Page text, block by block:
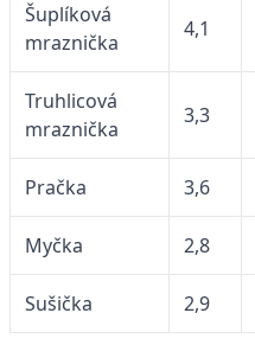
Šuplíková
mraznička
4,1
Truhlicová
mraznička
3,3
Pračka 3,6
Myčka 2,8
Sušička 2,9